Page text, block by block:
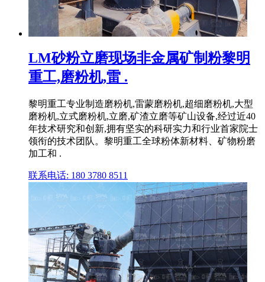
LM砂粉立磨现场非金属矿制粉黎明
重工,磨粉机,雷 .
黎明重工专业制造磨粉机,雷蒙磨粉机,超细磨粉机,大型
磨粉机,立式磨粉机,立磨,矿渣立磨等矿山设备,经过近40
年技术研究和创新,拥有坚实的科研实力和行业首家院士
领衔的技术团队。黎明重工全球粉体新材料、矿物粉磨
加工和 .
联系电话: 180 3780 8511